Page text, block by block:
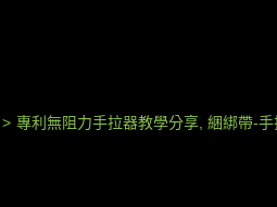
> 專利無阻力手拉器教學分享 綑綁帶-